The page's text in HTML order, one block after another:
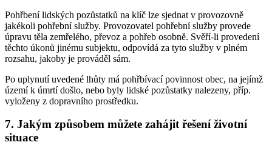
Pohřbení lidských pozůstatků na klíč lze sjednat v provozovně
jakékoli pohřební služby. Provozovatel pohřební služby provede
úpravu těla zemřelého, převoz a pohřeb osobně. Svěří-li provedení
těchto úkonů jinému subjektu, odpovídá za tyto služby v plném
rozsahu, jakoby je prováděl sám.
Po uplynutí uvedené lhůty má pohřbívací povinnost obec, na jejímž
území k úmrtí došlo, nebo byly lidské pozůstatky nalezeny, příp.
vyloženy z dopravního prostředku.
7. Jakým způsobem můžete zahájit řešení životní
situace